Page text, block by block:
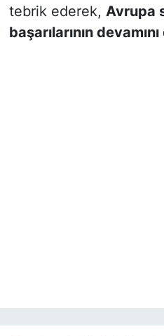
tebrik ederek, Avrupa
başarılarının